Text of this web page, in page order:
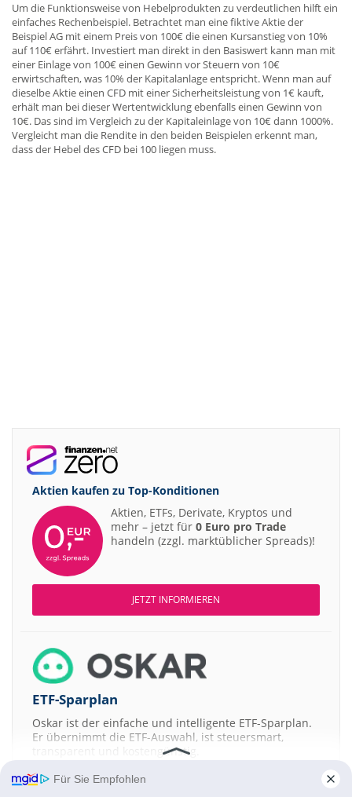
Um die Funktionsweise von Hebelprodukten zu verdeutlichen hilft ein
einfaches Rechenbeispiel. Betrachtet man eine fiktive Aktie der
Beispiel AG mit einem Preis von 100€ die einen Kursanstieg von 10%
auf 110€ erfährt. Investiert man direkt in den Basiswert kann man mit
einer Einlage von 100€ einen Gewinn vor Steuern von 10€
erwirtschaften, was 10% der Kapitalanlage entspricht. Wenn man auf
dieselbe Aktie einen CFD mit einer Sicherheitsleistung von 1€ kauft,
erhält man bei dieser Wertentwicklung ebenfalls einen Gewinn von
10€. Das sind im Vergleich zu der Kapitaleinlage von 10€ dann 1000%.
Vergleicht man die Rendite in den beiden Beispielen erkennt man,
dass der Hebel des CFD bei 100 liegen muss.
Aktien kaufen zu Top-Konditionen
Aktien, ETFs, Derivate, Kryptos und
mehr – jetzt für 0 Euro pro Trade
handeln (zzgl. marktüblicher Spreads)!
JETZT INFORMIEREN
ETF-Sparplan
Oskar ist der einfache und intelligente ETF-Sparplan.
Er übernimmt die ETF-Auswahl, ist steuersmart,
transparent und kostengünstig.
JETZT MEHR ERFAHREN
Für Sie Empfohlen